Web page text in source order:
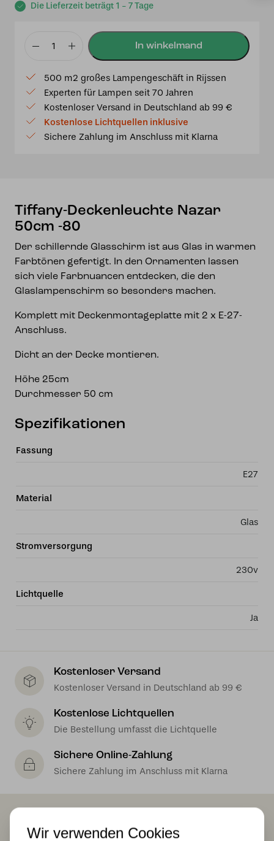
Die Lieferzeit beträgt 1 - 7 Tage
Tiffany-
Nazar
50cm
-80
Menge
500 m2 großes Lampengeschäft in Rijssen
Experten für Lampen seit 70 Jahren
Kostenloser Versand in Deutschland ab 99 €
Kostenlose Lichtquellen inklusive
Sichere Zahlung im Anschluss mit Klarna
Tiffany-Deckenleuchte Nazar
50cm -80
Der schillernde Glasschirm ist aus Glas in warmen
Farbtönen gefertigt. In den Ornamenten lassen
sich viele Farbnuancen entdecken, die den
Glaslampenschirm so besonders machen.
Komplett mit Deckenmontageplatte mit 2 x E-27-
Anschluss.
Dicht an der Decke montieren.
Höhe 25cm
Durchmesser 50 cm
Spezifikationen
Fassung
E27
Material
Glas
Stromversorgung
230v
Lichtquelle
Ja
Kostenloser Versand
Kostenloser Versand in Deutschland ab 99 €
Kostenlose Lichtquellen
Die Bestellung umfasst die Lichtquelle
Sichere Online-Zahlung
Sichere Zahlung im Anschluss mit Klarna
Das könnte Ihnen auch gefallen
Wir verwenden Cookies